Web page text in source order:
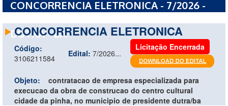
CONCORRENCIA ELETRONICA - 7/2026 -
DUTRA - BA
CONCORRENCIA ELETRONICA
Código:
3106211584
Edital: 7/2026...
Licitação Encerrada
Objeto:
contratacao de empresa especializada para
execucao da obra de construcao do centro cultural
cidade da pinha, no municipio de presidente dutra/ba